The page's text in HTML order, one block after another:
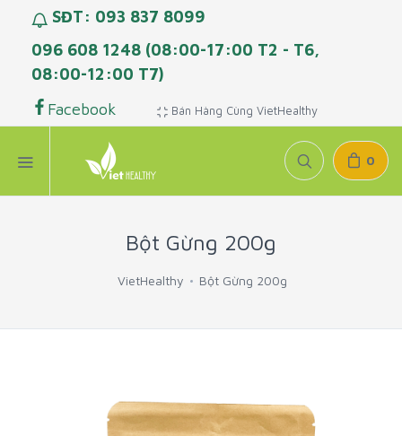
SĐT: 093 837 8099
096 608 1248 (08:00-17:00 T2 - T6,
08:00-12:00 T7)
Facebook
Bán Hàng Cùng VietHealthy
0
Bột Gừng 200g
VietHealthy Bột Gừng 200g